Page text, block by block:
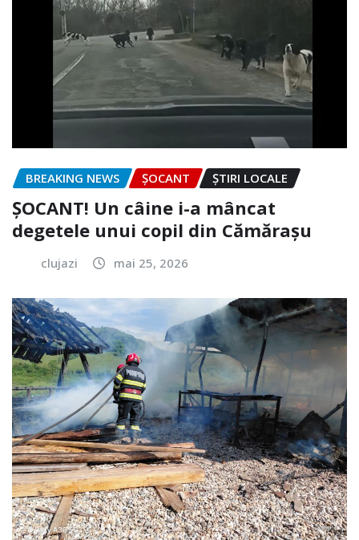
BREAKING NEWS ȘOCANT ȘTIRI LOCALE
ȘOCANT! Un câine i-a mâncat
degetele unui copil din Cămărașu
clujazi mai 25, 2026